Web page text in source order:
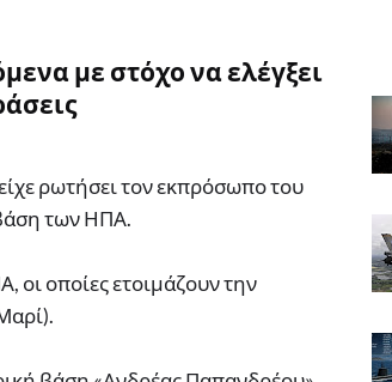
με στόχο να ελέγξει
ρωτήσει τον εκπρόσωπο του
των ΗΠΑ.
οι οποίες ετοιμάζουν την